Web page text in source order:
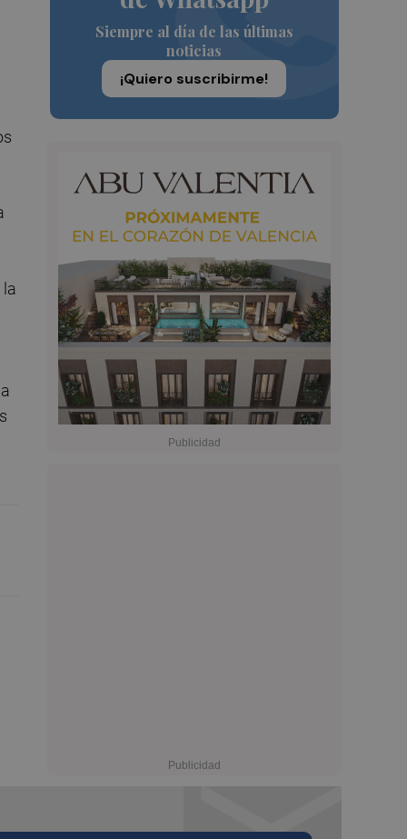
Siempre al día de las últimas
noticias
¡Quiero suscribirme!